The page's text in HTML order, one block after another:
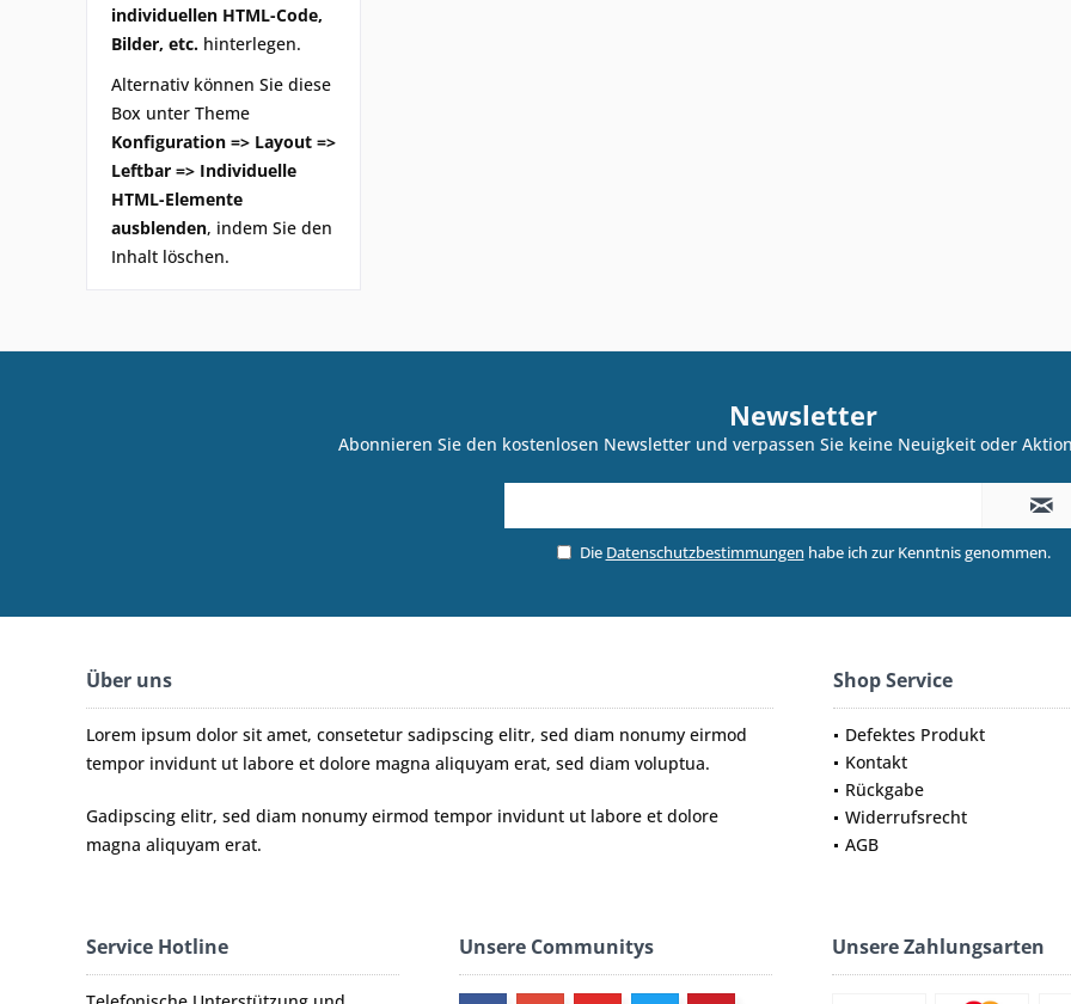
individuellen HTML-Code,
Bilder, etc. hinterlegen.
Alternativ können Sie diese
Box unter Theme
Konfiguration => Layout =>
Leftbar => Individuelle
HTML-Elemente
ausblenden, indem Sie den
Inhalt löschen.
Newsletter
Abonnieren Sie den kostenlosen Newsletter und verpassen Sie keine Neuigkeit oder
Die Datenschutzbestimmungen habe ich zur Kenntnis genommen.
Über uns
Lorem ipsum dolor sit amet, consetetur sadipscing elitr, sed diam nonumy eirmod
tempor invidunt ut labore et dolore magna aliquyam erat, sed diam voluptua.
Gadipscing elitr, sed diam nonumy eirmod tempor invidunt ut labore et dolore
magna aliquyam erat.
Shop Service
Defektes Produkt
Kontakt
Rückgabe
Widerrufsrecht
AGB
Service Hotline Unsere Communitys Unsere Zahlungsarten